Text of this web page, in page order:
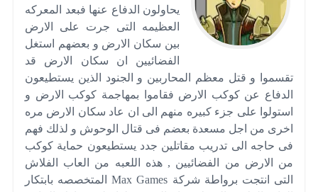
يحاولون الدفاع عنها فبعد المعركه
العظيمه التى جرت على الارض
بين سكان الارض و بعضهم استغل
الفضائيين ان سكان الارض قد
تقسموا و قتل معظم المحاربين و الجنود الذين يستطيعون
الدفاع عن كوكب الارض فقاموا بمهاجمة كوكب الارض و
استولوا على جزء كبيره منهم الى ان عاد سكان الارض مره
اخرى من اجل مسعدة بعضم فى قتال الوحوش و لذلك فهم
فى حاجه الى تدريب مقاتلين جدد يستطيعون حماية كوكب
من الارض من الفضائيين , هذه اللعبه من العاب الفلاش
التى انتجت برواطة شركة Max Games المتخصصه بابتكار